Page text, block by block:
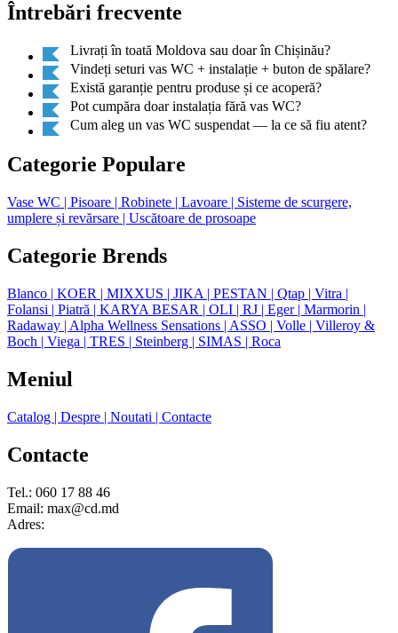
Întrebări frecvente
Livrați în toată Moldova sau doar în Chișinău?
Vindeți seturi vas WC + instalație + buton de spălare?
Există garanție pentru produse și ce acoperă?
Pot cumpăra doar instalația fără vas WC?
Cum aleg un vas WC suspendat — la ce să fiu atent?
Categorie Populare
Vase WC | Pisoare | Robinete | Lavoare | Sisteme de scurgere,
umplere și revărsare | Uscătoare de prosoape
Categorie Brends
Blanco | KOER | MIXXUS | JIKA | PESTAN | Qtap | Vitra |
Folansi | Piatră | KARYA BESAR | OLI | RJ | Eger | Marmorin |
Radaway | Alpha Wellness Sensations | ASSO | Volle | Villeroy &
Boch | Viega | TRES | Steinberg | SIMAS | Roca
Meniul
Catalog | Despre | Noutati | Contacte
Contacte
Tel.: 060 17 88 46
Email: max@cd.md
Adres: